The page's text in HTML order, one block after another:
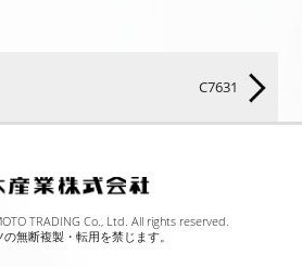
C7631
TRADING Co., Ltd. All rights reserved.
無断複製・転用を禁じます。